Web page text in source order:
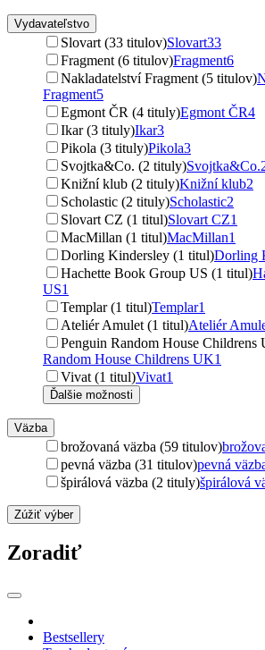
Vydavateľstvo
Slovart (33 titulov)Slovart33
Fragment (6 titulov)Fragment6
Nakladatelství Fragment (5 titulov)
Fragment5
Egmont ČR (4 tituly)Egmont ČR4
Ikar (3 tituly)Ikar3
Pikola (3 tituly)Pikola3
Svojtka&Co. (2 tituly)Svojtka&Co.
Knižní klub (2 tituly)Knižní klub2
Scholastic (2 tituly)Scholastic2
Slovart CZ (1 titul)Slovart CZ1
MacMillan (1 titul)MacMillan1
Dorling Kindersley (1 titul)Dorling
Hachette Book Group US (1 titul)
US1
Templar (1 titul)Templar1
Ateliér Amulet (1 titul)Ateliér
Penguin Random House
Random House Childrens UK1
Vivat (1 titul)Vivat1
Ďalšie možnosti
Väzba
brožovaná väzba (59 titulov)
pevná väzba (31 titulov)pevná
špirálová väzba (2 tituly)špirálová
Zúžiť výber
Zoradiť
Bestsellery